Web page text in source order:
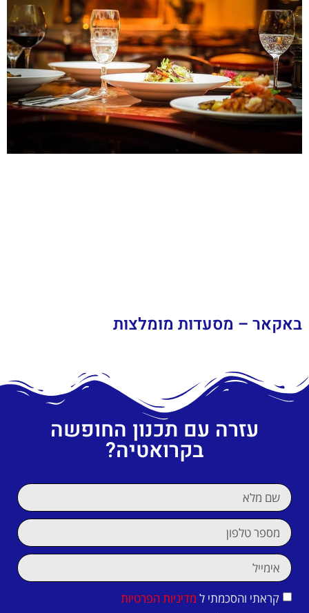
באקאר – מסעדות מומלצות
עזרה עם תכנון החופשה
בקרואטיה?
קראתי והסכמתי ל מדיניות הפרטיות